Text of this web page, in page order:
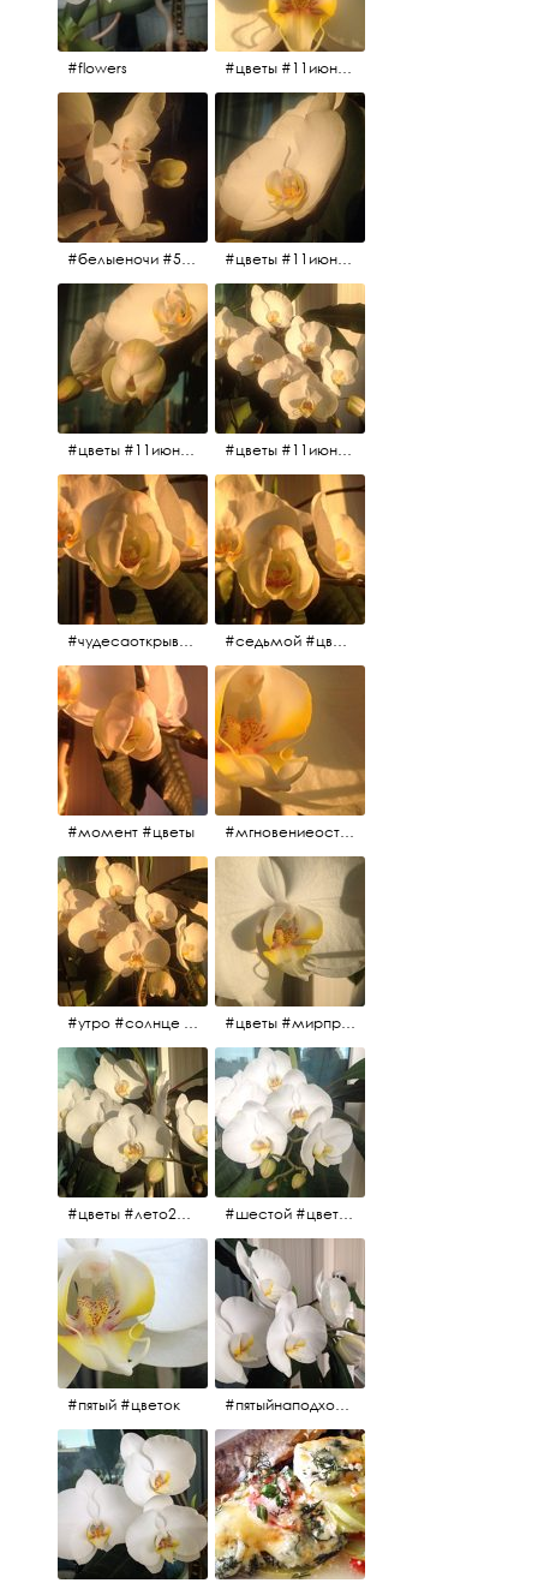
#flowers #цветы #11июня2017 #5утра #белыеночи
#белыеночи #5утра #11июня2017 #цветы #цветы #11июня2017 #5утра #белыеночи
#цветы #11июня2017 #цветы #11июня2017
#чудесаоткрываются #красота #чудоприроды #нежность #цветы #прекрасное #седьмой #цветы #жизньналоджии
#момент #цветы #мгновениеостановись #прекрасныймомент #жаждарасцвета
#утро #солнце #белыеночи2017 #санктпетербург #цветы #седьмойпошёл #цветы #мирпрекрасен #пятьутра
#цветы #лето2017 #седьмойнаподходе #шестой #всегодевять #шестой #цветыцветут #цветы #лето2017 #летнийснег
#пятый #цветок #пятыйнаподходе# цветы #весна2017